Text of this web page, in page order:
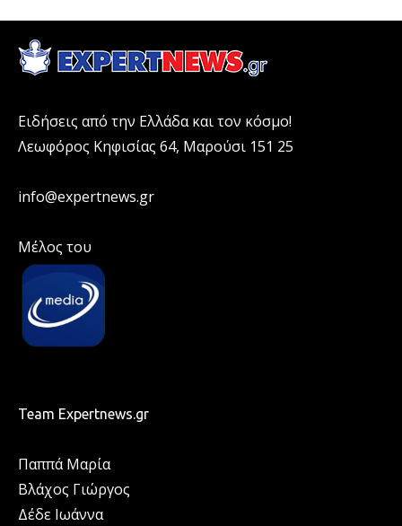
Ειδήσεις από την Ελλάδα και τον κόσμο!
Λεωφόρος Κηφισίας 64, Μαρούσι 151 25
info@expertnews.gr
Μέλος του
Team Expertnews.gr
Παππά Μαρία
Βλάχος Γιώργος
Δέδε Ιωάννα